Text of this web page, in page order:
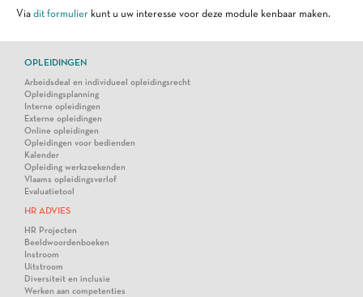
Via dit formulier kunt u uw interesse voor deze module kenbaar maken.
OPLEIDINGEN
Arbeidsdeal en individueel opleidingsrecht
Opleidingsplanning
Interne opleidingen
Externe opleidingen
Online opleidingen
Opleidingen voor bedienden
Kalender
Opleiding werkzoekenden
Vlaams opleidingsverlof
Evaluatietool
HR ADVIES
HR Projecten
Beeldwoordenboeken
Instroom
Uitstroom
Diversiteit en inclusie
Werken aan competenties